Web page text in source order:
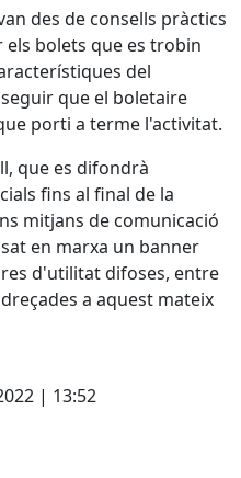
des de consells pràctics
bolets que es trobin
del
que el boletaire
porti a terme l'activitat.
que es difondrà
fins al final de la
mitjans de comunicació
en marxa un banner
d'utilitat difoses, entre
a aquest mateix
| 13:52